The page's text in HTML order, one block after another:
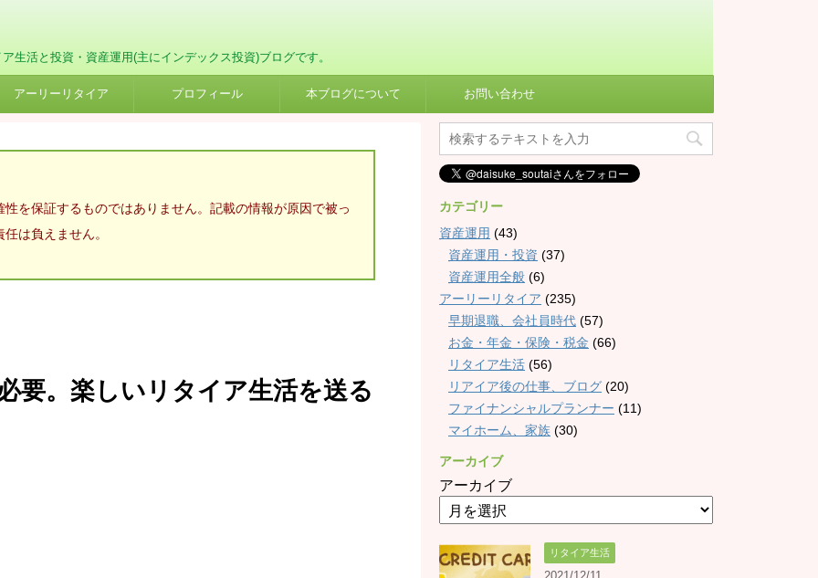
生活と投資・資産運用(主にインデックス投資)ブログです。
アーリーリタイア プロフィール 本ブログについて お問い合わせ
を保証するものではありません。記載の情報が原因で被っ
は負えません。
要。楽しいリタイア生活を送る
カテゴリー
資産運用 (43)
資産運用・投資 (37)
資産運用全般 (6)
アーリーリタイア (235)
早期退職、会社員時代 (57)
お金・年金・保険・税金 (66)
リタイア生活 (56)
リアイア後の仕事、ブログ (20)
ファイナンシャルプランナー (11)
マイホーム、家族 (30)
アーカイブ
アーカイブ
リタイア生活